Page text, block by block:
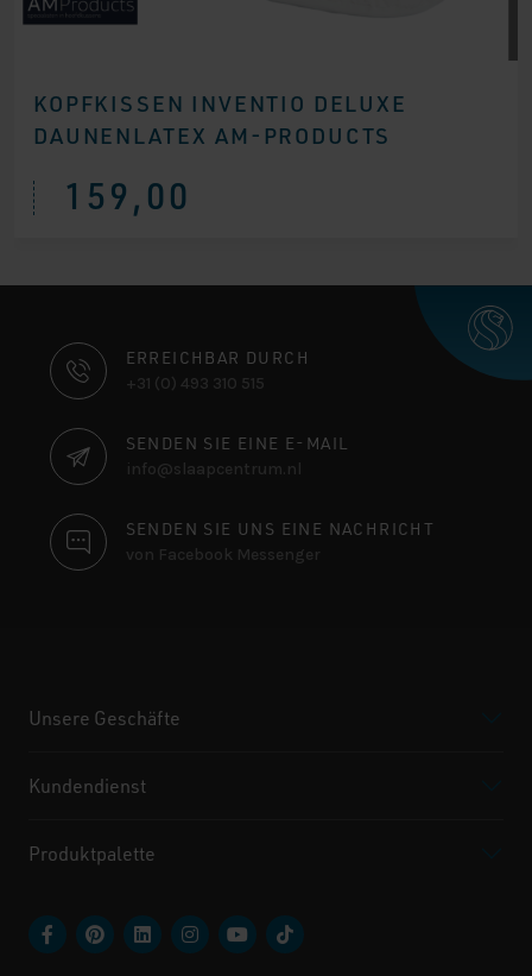
KOPFKISSEN INVENTIO DELUXE
DAUNENLATEX AM-PRODUCTS
159,00
KONTAKTINFORMATIONEN
ERREICHBAR DURCH
+31 (0) 493 310 515
SENDEN SIE EINE E-MAIL
info@slaapcentrum.nl
SENDEN SIE UNS EINE NACHRICHT
von Facebook Messenger
Unsere Geschäfte
Kundendienst
Produktpalette